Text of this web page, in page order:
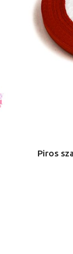
Piros